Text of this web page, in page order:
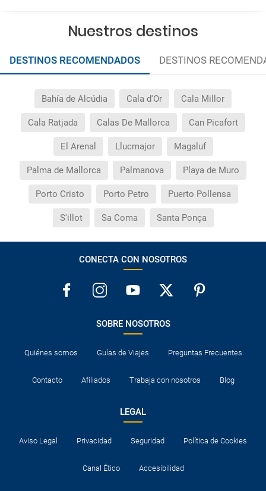
quiero al hacer mi solicitud de reserva?
Si tengo los traslados incluidos, ¿dónde debo
dirigirme?
¿Incluye algún seguro de viaje mi reserva?
¿Cuáles son las condiciones generales en las
reservas de viajes?
¿Cuáles son los impuestos de entrada y salida del
país si viajo a América?
¿Qué hago si el traslado contratado del aeropuerto
¿Necesito visado para poder ir a ...?
¿Por qué me sale el precio de un niño igual que el
¿Cuántas veces debo imprimir el bono de los
traslados?
Nuestros destinos
DESTINOS RECOMENDADOS DESTINOS
Bahía de Alcúdia Cala d'Or Cala Millor
Cala Ratjada Calas De Mallorca Can Picafort
El Arenal Llucmajor Magaluf
Palma de Mallorca Palmanova Playa de Muro
Porto Cristo Porto Petro Puerto Pollensa
S'illot Sa Coma Santa Ponça
CONECTA CON NOSOTROS
SOBRE NOSOTROS
Quiénes somos Guías de Viajes Preguntas Frecuentes
Contacto Afiliados Trabaja con nosotros Blog
LEGAL
Aviso Legal Privacidad Seguridad Política de Cookies
Canal Ético Accesibilidad